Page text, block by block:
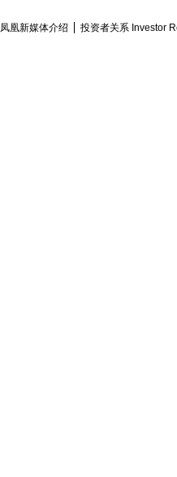
凤凰新媒体介绍 投资者关系 Investor